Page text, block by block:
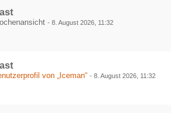
-8. August 2026, 11:32
von „Iceman“ -8. August 2026, 11:32